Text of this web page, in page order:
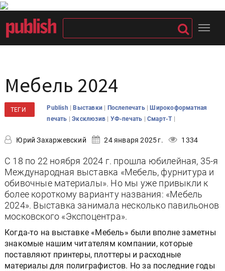
Мебель 2024
ТЕГИ Publish |Выставки | Послепечать |Широкоформатная
печать |Эксклюзив | УФ-печать |Смарт-Т |
Юрий Захаржевский 24 января 2025 г. 1334
C 18 по 22 ноября 2024 г. прошла юбилейная, 35-я
Международная выставка «Мебель, фурнитура и
обивочные материалы». Но мы уже привыкли к
более короткому варианту названия: «Мебель
2024». Выставка занимала несколько павильонов
московского «Экспоцентра».
Когда-то на выставке «Мебель» были вполне заметны
знакомые нашим читателям компании, которые
поставляют принтеры, плоттеры и расходные
материалы для полиграфистов. Но за последние годы